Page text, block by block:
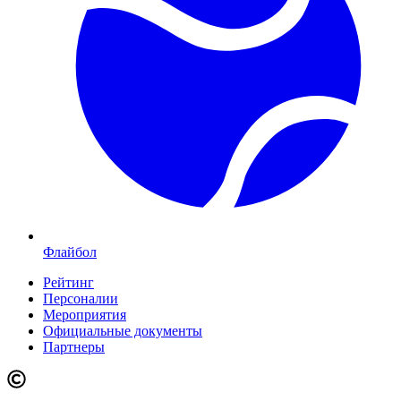
Флайбол
Рейтинг
Персоналии
Мероприятия
Официальные документы
Партнеры